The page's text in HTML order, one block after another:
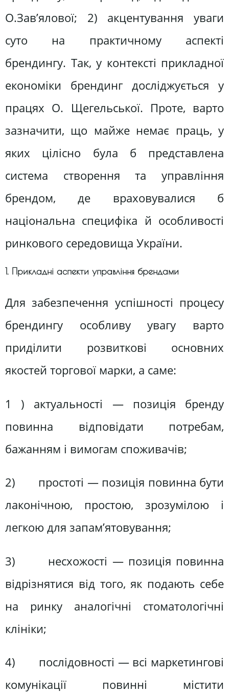
О.Зав’ялової; 2) акцентування уваги
суто на практичному аспекті
брендингу. Так, у контексті прикладної
економіки брендинг досліджується у
працях О. Щегельської. Проте, варто
зазначити, що майже немає праць, у
яких цілісно була б представлена
система створення та управління
брендом, де враховувалися б
національна специфіка й особливості
ринкового середовища України.
1. Прикладні аспекти управління брендами
Для забезпечення успішності процесу
брендингу особливу увагу варто
приділити розвиткові основних
якостей торгової марки, а саме:
1 ) актуальності — позиція бренду
повинна відповідати потребам,
бажанням і вимогам споживачів;
2) простоті — позиція повинна бути
лаконічною, простою, зрозумілою і
легкою для запам’ятовування;
3) несхожості — позиція повинна
відрізнятися від того, як подають себе
на ринку аналогічні стоматологічні
клініки;
4) послідовності — всі маркетингові
комунікації повинні містити